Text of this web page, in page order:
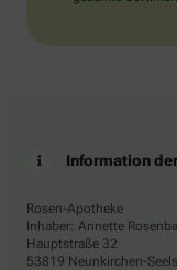
Information
Rosen-Apotheke
Inhaber: Annette
Hauptstraße 32
53819 Neunkirchen-